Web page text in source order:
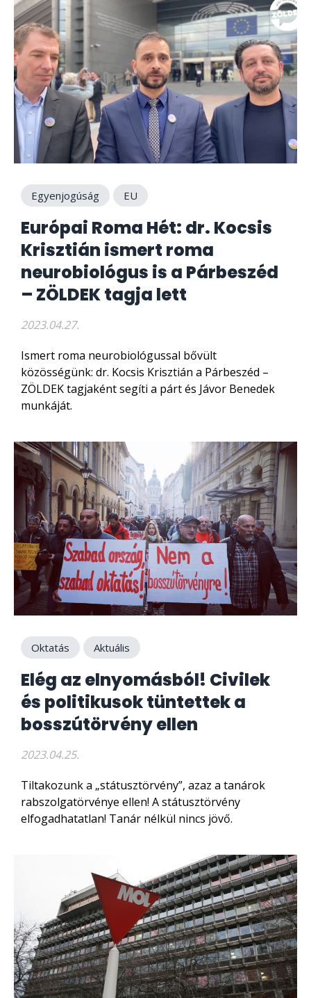
Egyenjogúság EU
Európai Roma Hét: dr. Kocsis
Krisztián ismert roma
neurobiológus is a Párbeszéd
– ZÖLDEK tagja lett
2023.04.27.
Ismert roma neurobiológussal bővült
közösségünk: dr. Kocsis Krisztián a Párbeszéd –
ZÖLDEK tagjaként segíti a párt és Jávor Benedek
munkáját.
Oktatás Aktuális
Elég az elnyomásból! Civilek
és politikusok tüntettek a
bosszútörvény ellen
2023.04.25.
Tiltakozunk a „státusztörvény”, azaz a tanárok
rabszolgatörvénye ellen! A státusztörvény
elfogadhatatlan! Tanár nélkül nincs jövő.